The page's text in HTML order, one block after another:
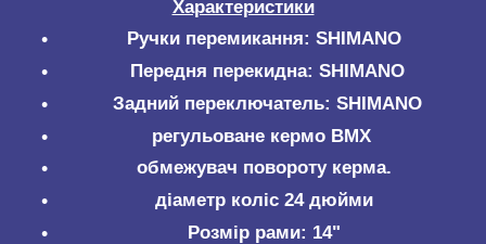
Характеристики
Ручки перемикання: SHIMANO
Передня перекидна: SHIMANO
Задний переключатель: SHIMANO
регульоване кермо BMX
обмежувач повороту керма.
діаметр коліс 24 дюйми
Розмір рами: 14"